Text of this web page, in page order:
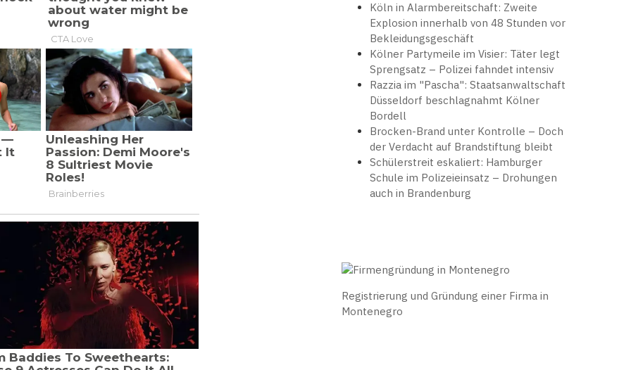
Köln in Alarmbereitschaft: Zweite
Explosion innerhalb von 48 Stunden vor
Bekleidungsgeschäft
Kölner Partymeile im Visier: Täter legt
Sprengsatz – Polizei fahndet intensiv
Razzia im "Pascha": Staatsanwaltschaft
Düsseldorf beschlagnahmt Kölner
Bordell
Brocken-Brand unter Kontrolle – Doch
der Verdacht auf Brandstiftung bleibt
Schülerstreit eskaliert: Hamburger
Schule im Polizeieinsatz – Drohungen
auch in Brandenburg
Registrierung und Gründung einer Firma in
Montenegro